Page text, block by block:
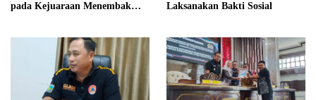
pada Kejuaraan Menembak
Laksanakan Bakti Sosial